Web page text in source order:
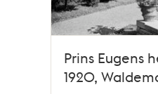
Prins Eugens
1920,